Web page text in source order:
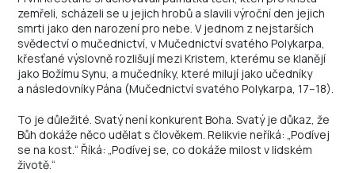
zemřeli, scházeli se u jejich hrobů a slavili výroční den jejich
smrti jako den narození pro nebe. V jednom z nejstarších
svědectví o mučednictví, v Mučednictví svatého Polykarpa,
křesťané výslovně rozlišují mezi Kristem, kterému se klanějí
jako Božímu Synu, a mučedníky, které milují jako učedníky
a následovníky Pána (Mučednictví svatého Polykarpa, 17–18).
To je důležité. Svatý není konkurent Boha. Svatý je důkaz, že
Bůh dokáže něco udělat s člověkem. Relikvie neříká: „Podívej
se na kost.“ Říká: „Podívej se, co dokáže milost v lidském
životě.“